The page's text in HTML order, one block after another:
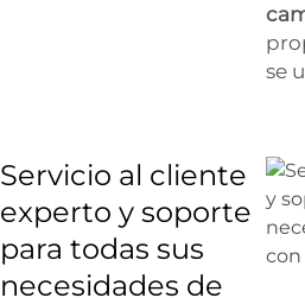
se
Servicio al cliente
experto y soporte
para todas sus
necesidades de